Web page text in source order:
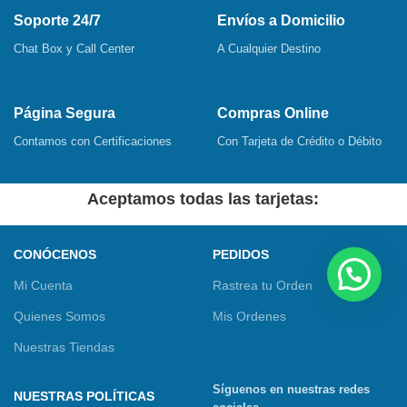
Soporte 24/7
Chat Box y Call Center
Envíos a Domicilio
A Cualquier Destino
Página Segura
Contamos con Certificaciones
Compras Online
Con Tarjeta de Crédito o Débito
Aceptamos todas las tarjetas:
CONÓCENOS
Mi Cuenta
Quienes Somos
Nuestras Tiendas
PEDIDOS
Rastrea tu Orden
Mis Ordenes
NUESTRAS POLÍTICAS
Síguenos en nuestras redes